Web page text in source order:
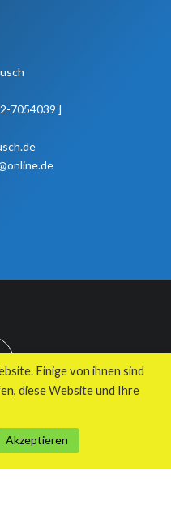
7054039 ]
Agentur
Einige von ihnen sind
diese Website und Ihre
Akzeptieren